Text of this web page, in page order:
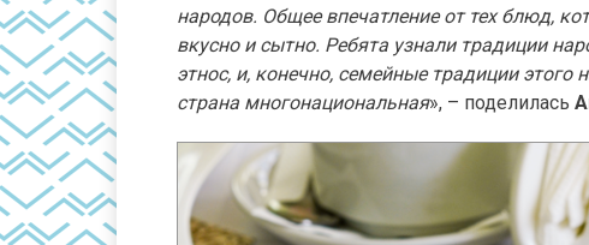
народов. Общее впечатление от тех блюд,
вкусно и сытно. Ребята узнали традиции
этнос, и, конечно, семейные традиции
страна многонациональная», – поделилась